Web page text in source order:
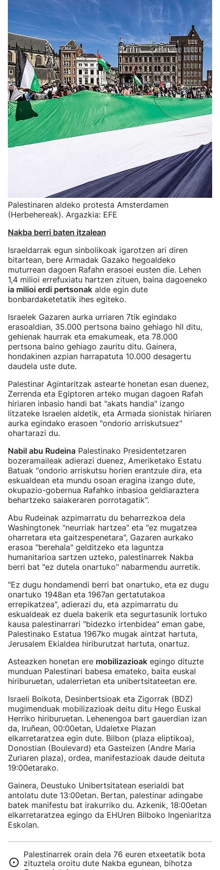
Palestinaren aldeko protesta Amsterdamen
(Herbehereak). Argazkia: EFE
Nakba berri baten itzalean
Israeldarrak egun sinbolikoak igarotzen ari diren
bitartean, bere Armadak Gazako hegoaldeko
muturrean dagoen Rafahn erasoei eusten die. Lehen
1,4 milioi errefuxiatu hartzen zituen, baina dagoeneko
ia milioi erdi pertsonak alde egin dute
bonbardaketetatik ihes egiteko.
Israelek Gazaren aurka urriaren 7tik egindako
erasoaldian, 35.000 pertsona baino gehiago hil ditu,
gehienak haurrak eta emakumeak, eta 78.000
pertsona baino gehiago zauritu ditu. Gainera,
hondakinen azpian harrapatuta 10.000 desagertu
daudela uste dute.
Palestinar Agintaritzak astearte honetan esan duenez,
Zerrenda eta Egiptoren arteko mugan dagoen Rafah
hiriaren inbasio handi bat "akats handia" izango
litzateke Israelen aldetik, eta Armada sionistak hiriaren
aurka egindako erasoen "ondorio arriskutsuez"
ohartarazi du.
Nabil abu Rudeina Palestinako Presidentetzaren
bozeramaileak adierazi duenez, Ameriketako Estatu
Batuak "ondorio arriskutsu horien erantzule dira, eta
eskualdean eta mundu osoan eragina izango dute,
okupazio-gobernua Rafahko inbasioa geldiaraztera
behartzeko saiakeraren porrotagatik".
Abu Rudeinak azpimarratu du beharrezkoa dela
Washingtonek "neurriak hartzea" eta "ez mugatzea
oharretara eta gaitzespenetara", Gazaren aurkako
erasoa "berehala" gelditzeko eta laguntza
humanitarioa sartzen uzteko, palestinarrek Nakba
berri bat "ez dutela onartuko" nabarmendu aurretik.
"Ez dugu hondamendi berri bat onartuko, eta ez dugu
onartuko 1948an eta 1967an gertatutakoa
errepikatzea", adierazi du, eta azpimarratu du
eskualdeak ez duela bakerik eta segurtasunik lortuko
kausa palestinarrari "bidezko irtenbidea" eman gabe,
Palestinako Estatua 1967ko mugak aintzat hartuta,
Jerusalem Ekialdea hiriburutzat hartuta, onartuz.
Asteazken honetan ere mobilizazioak egingo dituzte
munduan Palestinari babesa emateko, baita euskal
hiriburuetan, udalerrietan eta unibertsitateetan ere.
Israeli Boikota, Desinbertsioak eta Zigorrak (BDZ)
mugimenduak mobilizazioak deitu ditu Hego Euskal
Herriko hiriburuetan. Lehenengoa bart gauerdian izan
da, Iruñean, 00:00etan, Udaletxe Plazan
elkarretaratzea egin dute. Bilbon (plaza eliptikoa),
Donostian (Boulevard) eta Gasteizen (Andre Maria
Zuriaren plaza), ordea, manifestazioak daude deituta
19:00etarako.
Gainera, Deustuko Unibertsitatean eserialdi bat
antolatu dute 13:00etan. Bertan, palestinar adingabe
batek manifestu bat irakurriko du. Azkenik, 18:00etan
elkarretaratzea egingo da EHUren Bilboko Ingeniaritza
Eskolan.
Palestinarrek orain dela 76 euren etxeetatik bota
zituztela oroitu dute Nakba egunean, bihotza